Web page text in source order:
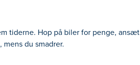
tiderne. Hop på biler for penge, ansæt
du smadrer.